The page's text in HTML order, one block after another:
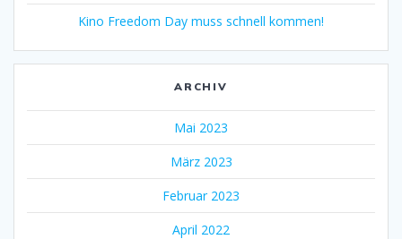
Kino Freedom Day muss schnell kommen!
ARCHIV
Mai 2023
März 2023
Februar 2023
April 2022